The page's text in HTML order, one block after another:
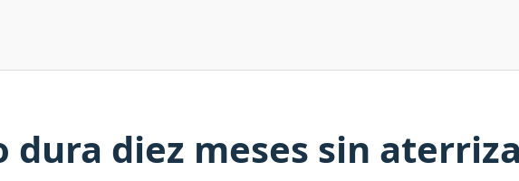
dura diez meses sin